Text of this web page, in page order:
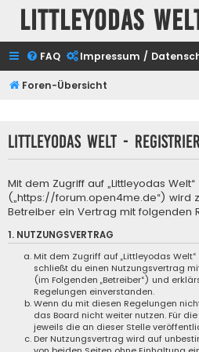
Littleyodas
FAQ Impressum /
Foren-Übersicht
Littleyodas Welt -
Mit dem Zugriff auf „Littleyodas Welt“
(„https://forum.open4me.de“) wird
Betreiber ein Vertrag mit folgenden
1. NUTZUNGSVERTRAG
Mit dem Zugriff auf „Littleyodas
schließt du einen Nutzungsvertrag
(im Folgenden „Betreiber“) und
Regelungen einverstanden.
Wenn du mit diesen Regelungen
das Board nicht weiter nutzen. Für
jeweils die an dieser Stelle
Der Nutzungsvertrag wird auf